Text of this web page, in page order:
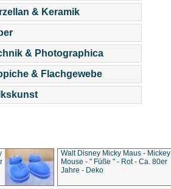
& Keramik
& Photographica
& Flachgewebe
Walt Disney Micky Maus - Mickey
Mouse - " Füße " - Rot - Ca. 80er
Jahre - Deko